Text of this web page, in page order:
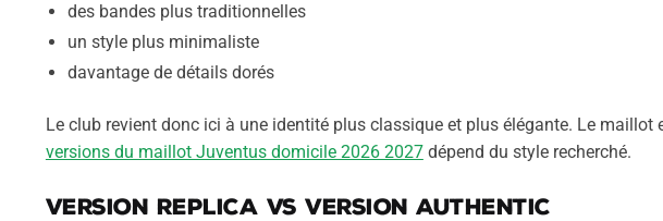
des bandes plus traditionnelles
un style plus minimaliste
davantage de détails dorés
Le club revient donc ici à une identité plus classique et plus élégante. Le
versions du maillot Juventus domicile 2026 2027dépend du style recherché.
Version Replica vs Version Authentic